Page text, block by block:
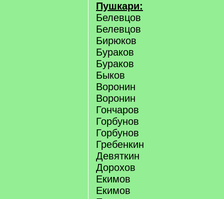
Пушкари:
Белевцов
Белевцов
Бирюков
Бураков
Бураков
Быков
Воронин
Воронин
Гончаров
Горбунов
Горбунов
Гребенкин
Девяткин
Дорохов
Екимов
Екимов